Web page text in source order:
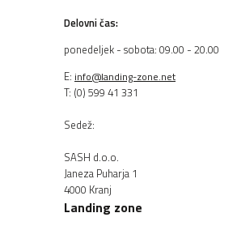
Delovni čas:
ponedeljek - sobota: 09.00 - 20.00
E: info@landing-zone.net
T: (0) 599 41 331
Sedež:
SASH d.o.o.
Janeza Puharja 1
4000 Kranj
Landing zone